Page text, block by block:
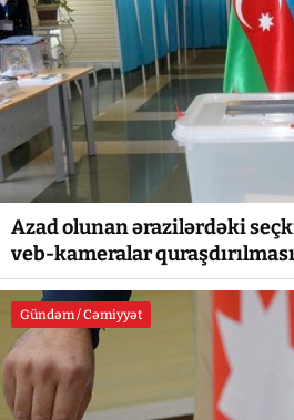
Azad olunan ərazilərdəki
veb-kameralar
Gündəm / Cəmiyyət